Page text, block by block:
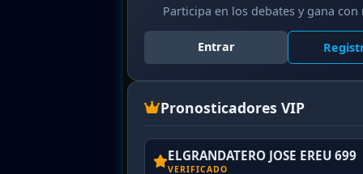
Participa en los debates y gana
Entrar
Pronosticadores VIP
ELGRANDATERO JOSE EREU 699
VERIFICADO